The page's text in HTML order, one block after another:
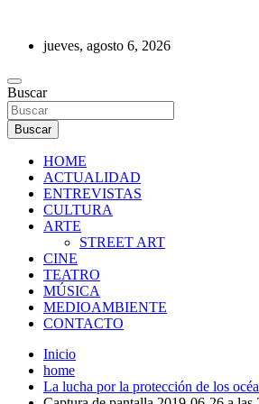
contenidojueves, agosto 6, 2026
REVISTA DE PRENSA
Buscar
Buscar
HOME
ACTUALIDAD
ENTREVISTAS
CULTURA
ARTE
STREET ART
CINE
TEATRO
MÚSICA
MEDIOAMBIENTE
CONTACTO
Inicio
home
La lucha por la protección de los